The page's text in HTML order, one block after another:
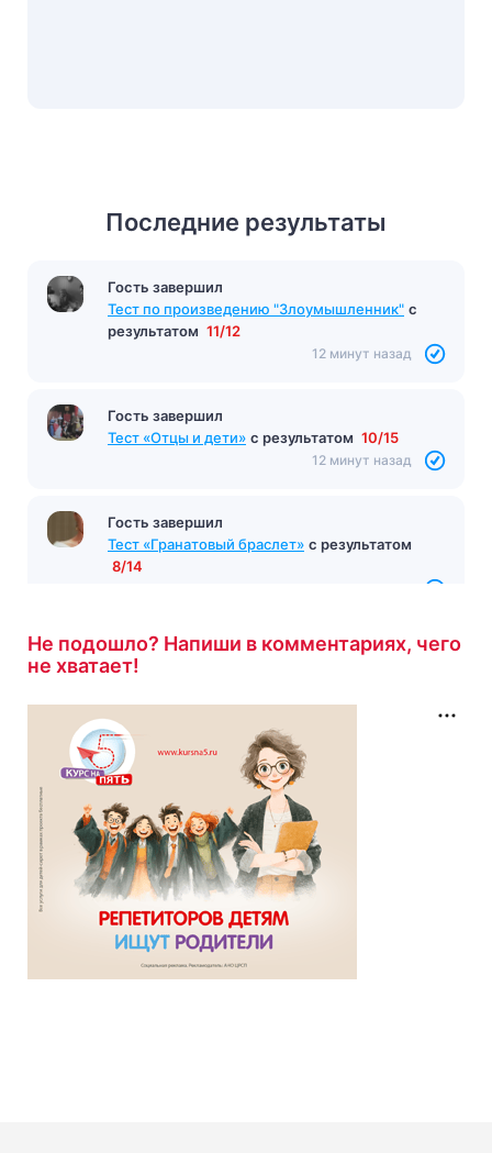
Последние результаты
Гость завершил
Тест по произведению "Злоумышленник" с
результатом 11/12
12 минут назад
Гость завершил
Тест «Отцы и дети» с результатом 10/15
12 минут назад
Гость завершил
Тест «Гранатовый браслет» с результатом
8/14
Не подошло? Напиши в комментариях, чего
не хватает!